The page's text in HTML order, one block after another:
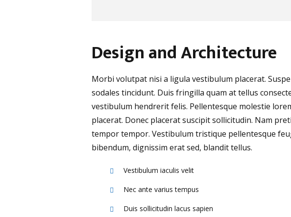
Design and Architecture
Morbi volutpat nisi a ligula vestibulum placerat.
sodales tincidunt. Duis fringilla quam at tellus
vestibulum hendrerit felis. Pellentesque molestie
placerat. Donec placerat suscipit sollicitudin. Nam
tempor tempor. Vestibulum tristique pellentesque
bibendum, dignissim erat sed, blandit tellus.
Vestibulum iaculis velit
Nec ante varius tempus
Duis sollicitudin lacus sapien